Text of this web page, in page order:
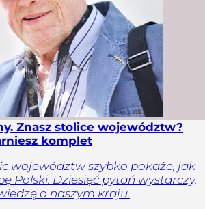
Znasz stolice województw?
komplet
województw szybko pokaże, jak
Polski. Dziesięć pytań wystarczy,
o naszym kraju.